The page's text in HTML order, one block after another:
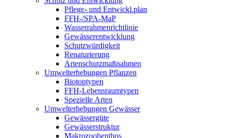
Pflege- und Entwickl.plan
FFH-/SPA-MaP
Wasserrahmenrichtlinie
Gewässerentwicklung
Schutzwürdigkeit
Renaturierung
Artenschutzmaßnahmen
Umwelterhebungen Pflanzen
Biotoptypen
FFH-Lebensraumtypen
Spezielle Arten
Umwelterhebungen Gewässer
Gewässergüte
Gewässerstruktur
Makrozoobenthos